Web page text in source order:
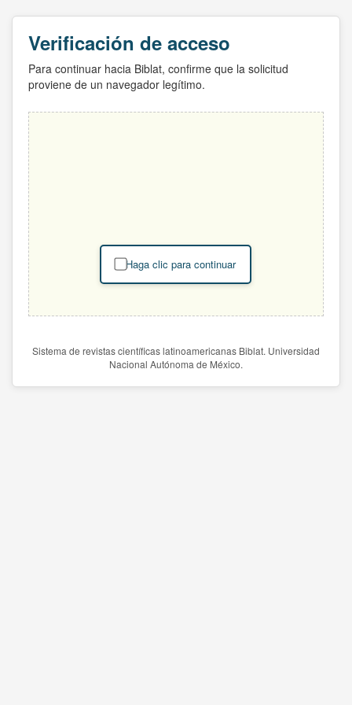
Verificación de acceso
Para continuar hacia Biblat, confirme que la solicitud
proviene de un navegador legítimo.
Haga clic para continuar
Sistema de revistas científicas latinoamericanas Biblat. Universidad
Nacional Autónoma de México.